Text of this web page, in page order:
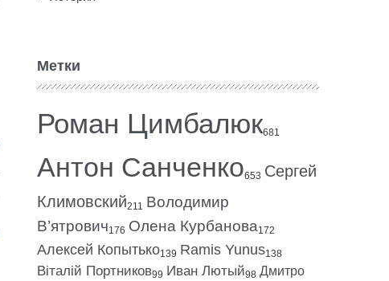
Метки
Роман Цимбалюк681
Антон Санченко653 Сергей
Климовский211 Володимир
В’ятрович176 Олена Курбанова172
Алексей Копытько139 Ramis Yunus138
Віталій Портников99 Иван Лютый98 Дмитро